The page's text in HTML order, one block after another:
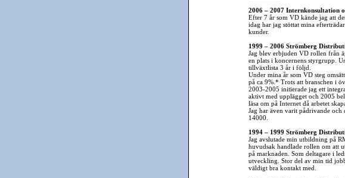
2006 – 2007 Internkonsultation
Efter 7 år som VD kände jag att
idag har jag stöttat mina
kunder.
1999 – 2006 Strömberg
Jag blev erbjuden VD rollen från
en plats i koncernens styrgrupp.
tillväxtlista 3 år i följd.
Under mina år som VD steg
på ca 9%.* Trots att branschen i
2003-2005 initierade jag ett
aktivt med upplägget och 2005
läsa om på Internet då arbetet
Jag har även varit pådrivande
14000.
1994 – 1999 Strömberg
Jag avslutade min utbildning på
huvudsak handlade rollen om att
på marknaden. Som deltagare i
utveckling. Stor del av min tid
väldigt bra kontakt med.